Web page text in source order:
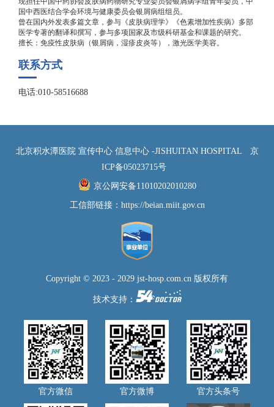
国中西医结合学会环境与健康委员会银屑病组组员。
曾在国内外发表多篇文章，参与《皮肤病理学》《色素增加性疾病》多部
医学专著的翻译和撰写，参与多项国家及市级科研基金和课题的研究。
擅长：免疫性皮肤病（银屑病，湿疹皮炎等），激光医学美容。
联系方式
电话:010-58516688
北京积水潭医院 宣传中心 信息中心 -JISHUITAN HOSPITAL
京
ICP备05023715号
京公网安备11010202010280
工信部链接： https://beian.miit.gov.cn
Copyright © 2023 - 2029 jst-hosp.com.cn 版权所有
技术支持：
官方微信 官方微博 官方头条号